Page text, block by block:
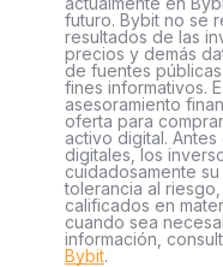
futuro. Bybit no se
resultados de las
precios y demás
de fuentes
fines informativos.
asesoramiento
oferta para
activo digital.
digitales, los
cuidadosamente
tolerancia al
calificados en
cuando sea
información,
Bybit.